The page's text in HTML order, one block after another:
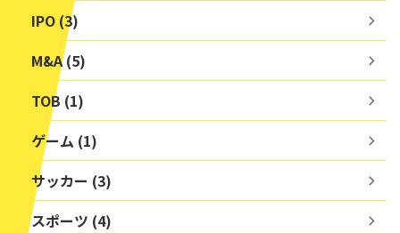
IPO (3)
M&A (5)
TOB (1)
ゲーム (1)
サッカー (3)
スポーツ (4)